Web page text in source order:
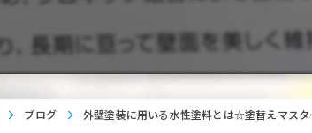
ブログ 外壁塗装に用いる水性塗料とは☆塗替えマス